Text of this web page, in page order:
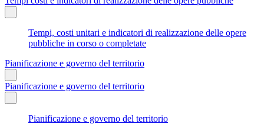
Tempi, costi unitari e indicatori di realizzazione delle opere
pubbliche in corso o completate
Pianificazione e governo del territorio
Pianificazione e governo del territorio
Pianificazione e governo del territorio